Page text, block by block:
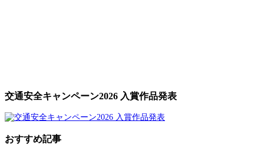
交通安全キャンペーン2026 入賞作品発表
おすすめ記事